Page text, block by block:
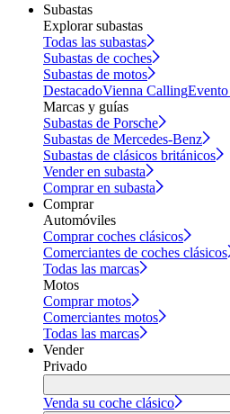
Subastas
Explorar subastas
Todas las subastas
Subastas de coches
Subastas de motos
DestacadoVienna Calling
Marcas y guías
Subastas de Porsche
Subastas de Mercedes-Benz
Subastas de clásicos británicos
Vender en subasta
Comprar en subasta
Comprar
Automóviles
Comprar coches clásicos
Comerciantes de coches clásicos
Todas las marcas
Motos
Comprar motos
Comerciantes motos
Todas las marcas
Vender
Privado
Venda su coche clásico